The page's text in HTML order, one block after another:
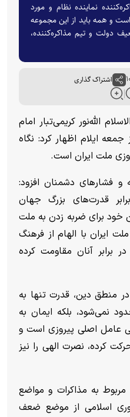
نماینده نظام و مورد
و همه باید از این مجموعه
دولت و تیم مذاکره‌کننده،
اشتراک گذاری
الله‌نور کریمی‌تبار امام
ایلام اظهار کرد: نگاه
ملت ایران است.
و فشار‌های دشمنان افزود:
قدرت‌های بزرگ جهان
خود برای ضربه زدن به ملت
ایران با الهام از فرهنگ
برابر آنان مقاومت کرده
منطق دین، قدرت تنها به
نمی‌شود، بلکه ایمان به
عامل اصلی پیروزی است و
کرده، نصرت الهی را نیز
مربوط به مذاکرات و مواضع
اسلامی از موضع ضعف